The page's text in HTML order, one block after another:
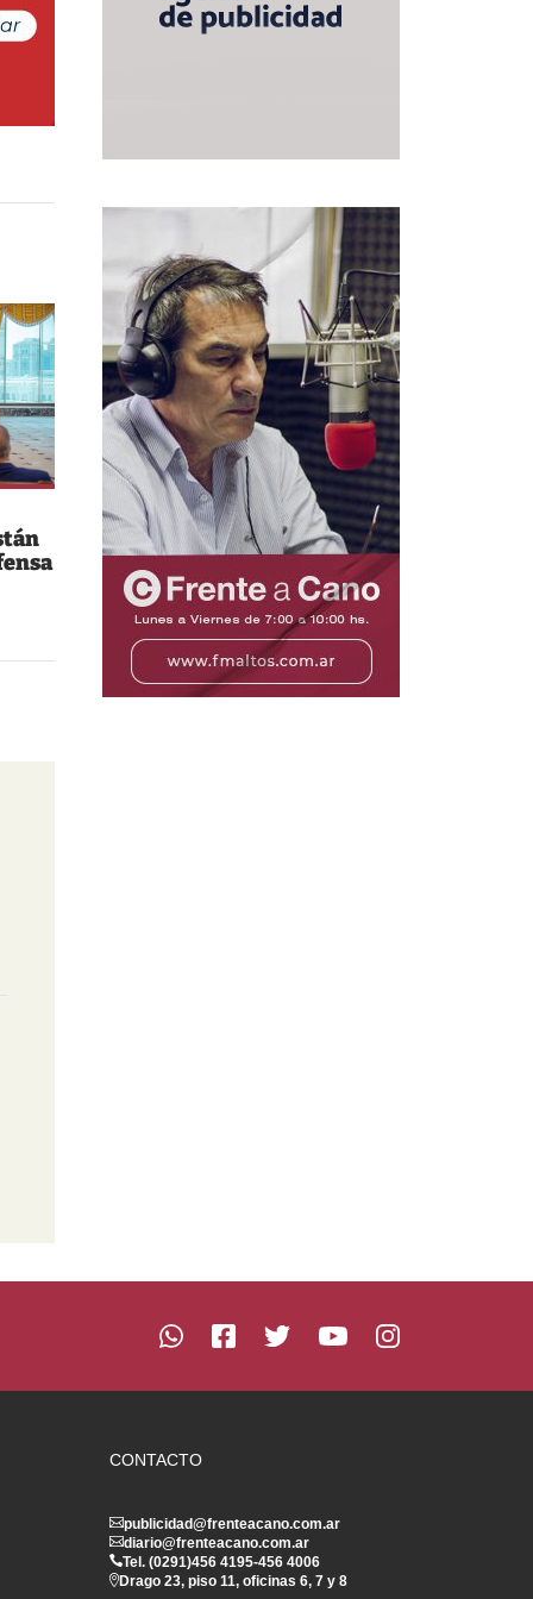
CONTACTO
publicidad@frenteacano.com.ar
diario@frenteacano.com.ar
Tel. (0291)456 4195-456 4006
Drago 23, piso 11, oficinas 6, 7 y 8